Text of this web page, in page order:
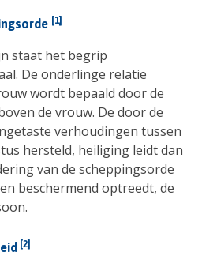
[1]
staat het begrip
De onderlinge relatie
wordt bepaald door de
de vrouw. De door de
verhoudingen tussen
hersteld, heiliging leidt dan
van de scheppingsorde
beschermend optreedt, de
[2]